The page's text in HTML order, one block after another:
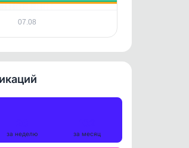
07.08
за неделю за месяц